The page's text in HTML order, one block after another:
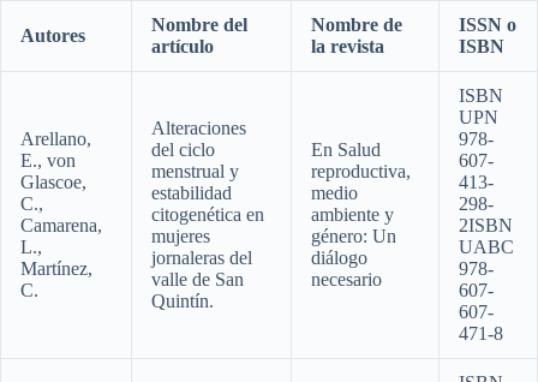
Autores
Nombre del
artículo
Nombre de
la revista
ISSN o
ISBN
Arellano,
E., von
Glascoe,
C.,
Camarena,
L.,
Martínez,
C.
Alteraciones
del ciclo
menstrual y
estabilidad
citogenética en
mujeres
jornaleras del
valle de San
Quintín.
En Salud
reproductiva,
medio
ambiente y
género: Un
diálogo
necesario
ISBN
UPN
978-
607-
413-
298-
2ISBN
UABC
978-
607-
607-
471-8